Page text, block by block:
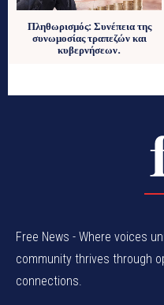
Πληθωρισμός: Συνέπεια της
συνωμοσίας τραπεζών και
κυβερνήσεων.
Free News - Where voices
community thrives through
connections.